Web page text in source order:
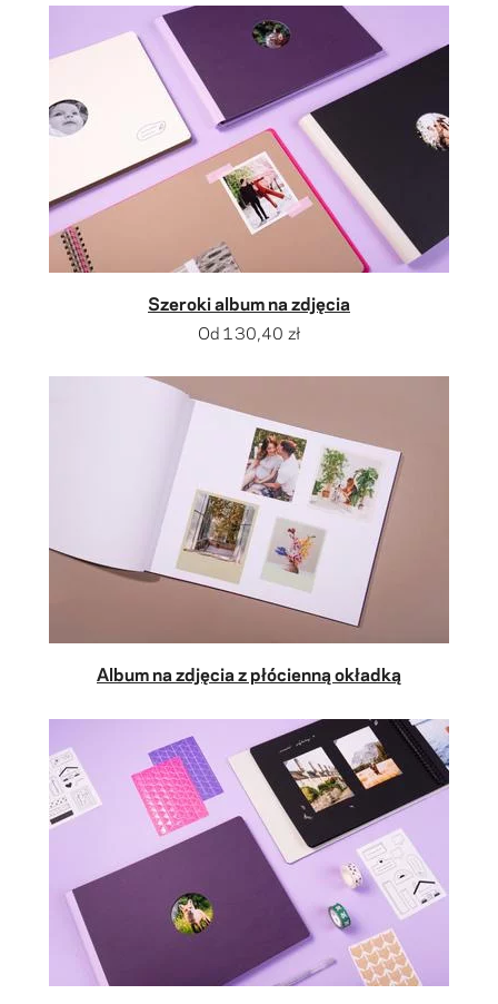
Szeroki album na zdjęcia
Od130,40 zł
Album na zdjęcia z płócienną okładką